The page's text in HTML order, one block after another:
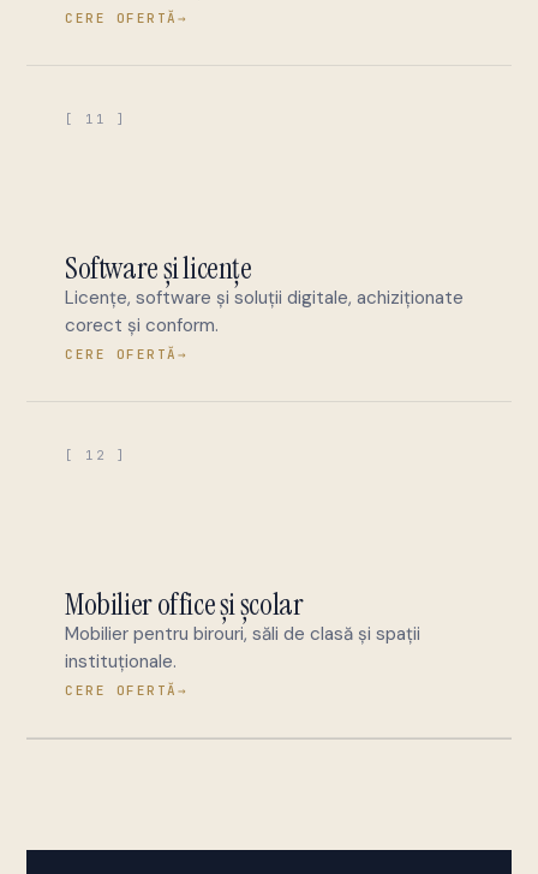
CERE OFERTĂ →
[ 11 ]
Software și licențe
Licențe, software și soluții digitale, achiziționate
corect și conform.
CERE OFERTĂ →
[ 12 ]
Mobilier office și școlar
Mobilier pentru birouri, săli de clasă și spații
instituționale.
CERE OFERTĂ →